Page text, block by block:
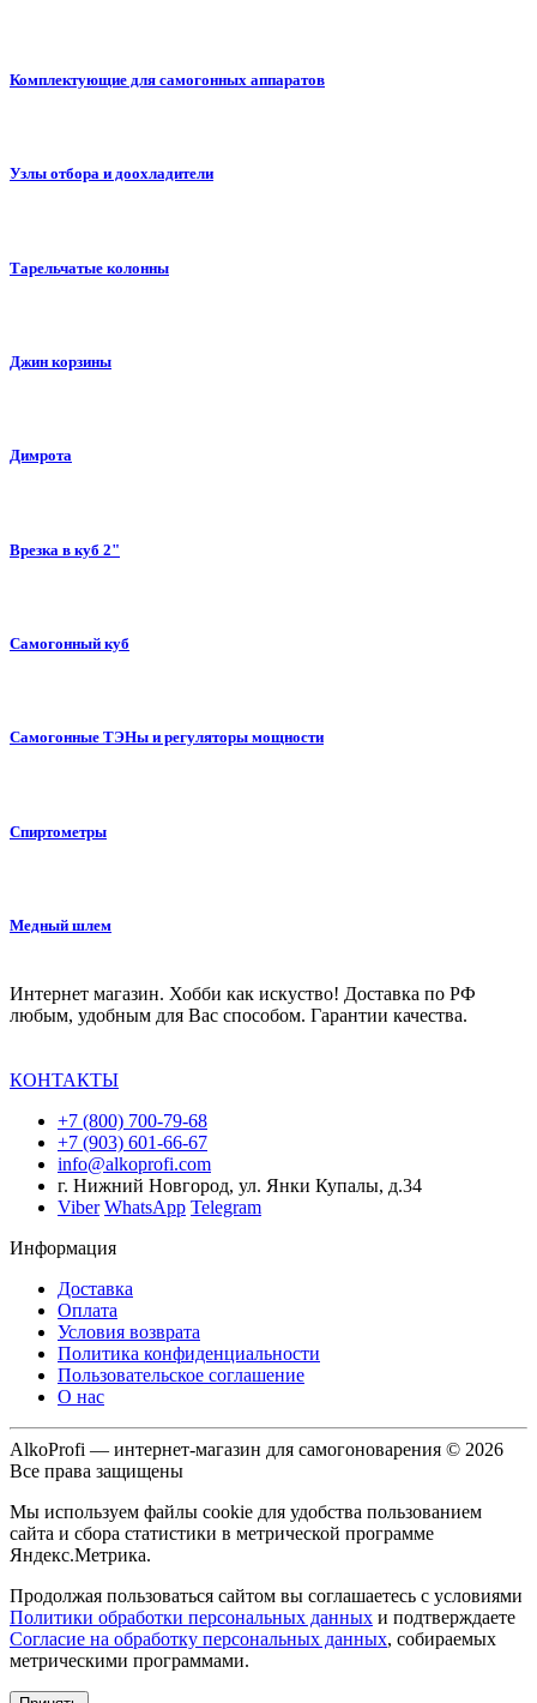
Комплектующие для самогонных аппаратов
Узлы отбора и доохладители
Тарельчатые колонны
Джин корзины
Димрота
Врезка в куб 2"
Самогонный куб
Самогонные ТЭНы и регуляторы мощности
Спиртометры
Медный шлем
Интернет магазин. Хобби как искуство! Доставка по РФ
любым, удобным для Вас способом. Гарантии качества.
КОНТАКТЫ
+7 (800) 700-79-68
+7 (903) 601-66-67
info@alkoprofi.com
г. Нижний Новгород, ул. Янки Купалы, д.34
Viber WhatsApp Telegram
Информация
Доставка
Оплата
Условия возврата
Политика конфиденциальности
Пользовательское соглашение
О нас
AlkoProfi — интернет-магазин для самогоноварения © 2026
Все права защищены
Мы используем файлы cookie для удобства пользованием
сайта и сбора статистики в метрической программе
Яндекс.Метрика.
Продолжая пользоваться сайтом вы соглашаетесь с условиями
Политики обработки персональных данных и подтверждаете
Согласие на обработку персональных данных, собираемых
метрическими программами.